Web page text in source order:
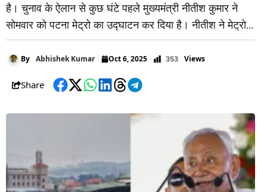
है। चुनाव के ऐलान से कुछ घंटे पहले मुख्यमंत्री नीतीश कुमार ने
सोमवार को पटना मेट्रो का उद्घाटन कर दिया है। नीतीश ने मेट्रो
डिपो से भूथनाथ स्टेशन तक ट्रेन में सफर किया। आम यात्रियों के
लिए पटना मेट्रो सेवा कल यानी
By Abhishek Kumar Oct 6, 2025 353 Views
Share
Facebook
TwitterWhatsApp
LinkedIn
ThreadsTelegram